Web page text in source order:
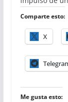
Comparte esto:
X
Me gusta esto: